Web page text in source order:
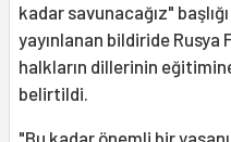
kadar savunacağız"
yayınlanan bildiride Rusya
halkların dillerinin
belirtildi.